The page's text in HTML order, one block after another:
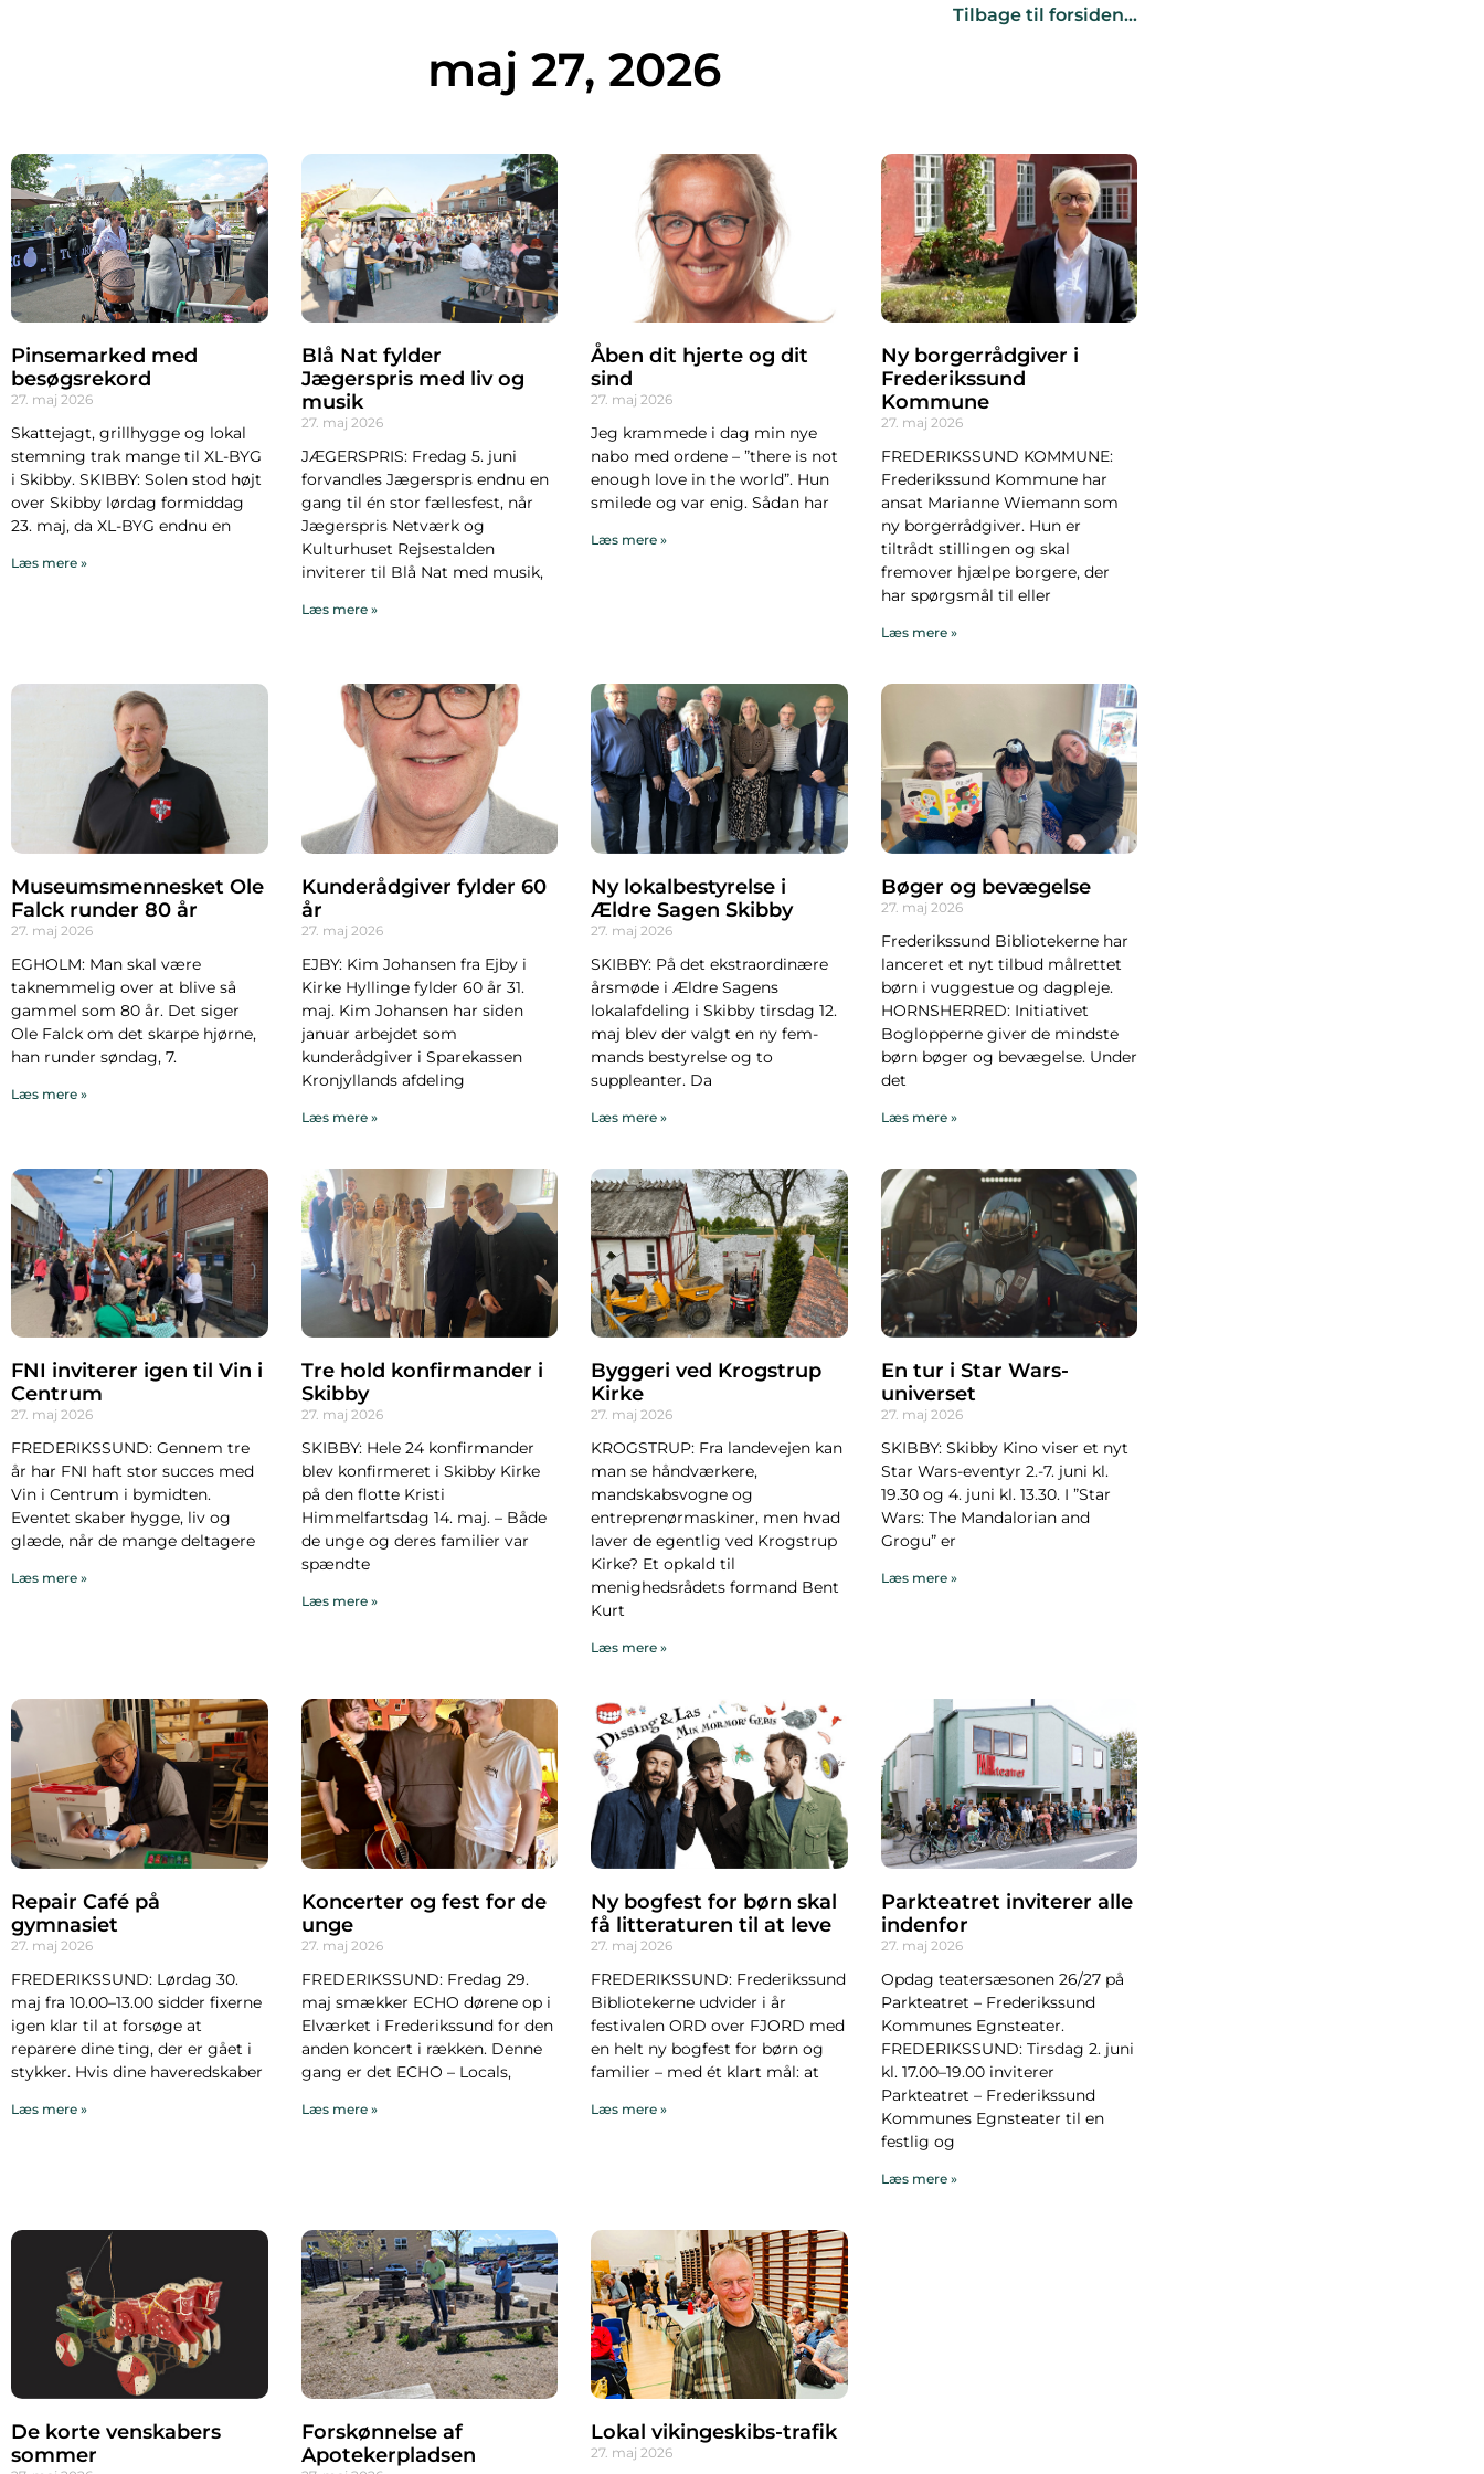
Tilbage til forsiden…
maj 27, 2026
Pinsemarked med
besøgsrekord
27. maj 2026
Skattejagt, grillhygge og lokal
stemning trak mange til XL-BYG
i Skibby. SKIBBY: Solen stod højt
over Skibby lørdag formiddag
23. maj, da XL-BYG endnu en
Læs mere »
Blå Nat fylder
Jægerspris med liv og
musik
27. maj 2026
JÆGERSPRIS: Fredag 5. juni
forvandles Jægerspris endnu en
gang til én stor fællesfest, når
Jægerspris Netværk og
Kulturhuset Rejsestalden
inviterer til Blå Nat med musik,
Læs mere »
Åben dit hjerte og dit
sind
27. maj 2026
Jeg krammede i dag min nye
nabo med ordene – ”there is not
enough love in the world”. Hun
smilede og var enig. Sådan har
Læs mere »
Ny borgerrådgiver i
Frederikssund
Kommune
27. maj 2026
FREDERIKSSUND KOMMUNE:
Frederikssund Kommune har
ansat Marianne Wiemann som
ny borgerrådgiver. Hun er
tiltrådt stillingen og skal
fremover hjælpe borgere, der
har spørgsmål til eller
Læs mere »
Museumsmennesket Ole
Falck runder 80 år
27. maj 2026
EGHOLM: Man skal være
taknemmelig over at blive så
gammel som 80 år. Det siger
Ole Falck om det skarpe hjørne,
han runder søndag, 7.
Læs mere »
Kunderådgiver fylder 60
år
27. maj 2026
EJBY: Kim Johansen fra Ejby i
Kirke Hyllinge fylder 60 år 31.
maj. Kim Johansen har siden
januar arbejdet som
kunderådgiver i Sparekassen
Kronjyllands afdeling
Læs mere »
Ny lokalbestyrelse i
Ældre Sagen Skibby
27. maj 2026
SKIBBY: På det ekstraordinære
årsmøde i Ældre Sagens
lokalafdeling i Skibby tirsdag 12.
maj blev der valgt en ny fem-
mands bestyrelse og to
suppleanter. Da
Læs mere »
Bøger og bevægelse
27. maj 2026
Frederikssund Bibliotekerne har
lanceret et nyt tilbud målrettet
børn i vuggestue og dagpleje.
HORNSHERRED: Initiativet
Boglopperne giver de mindste
børn bøger og bevægelse. Under
det
Læs mere »
FNI inviterer igen til Vin i
Centrum
27. maj 2026
FREDERIKSSUND: Gennem tre
år har FNI haft stor succes med
Vin i Centrum i bymidten.
Eventet skaber hygge, liv og
glæde, når de mange deltagere
Læs mere »
Tre hold konfirmander i
Skibby
27. maj 2026
SKIBBY: Hele 24 konfirmander
blev konfirmeret i Skibby Kirke
på den flotte Kristi
Himmelfartsdag 14. maj. – Både
de unge og deres familier var
spændte
Læs mere »
Byggeri ved Krogstrup
Kirke
27. maj 2026
KROGSTRUP: Fra landevejen kan
man se håndværkere,
mandskabsvogne og
entreprenørmaskiner, men hvad
laver de egentlig ved Krogstrup
Kirke? Et opkald til
menighedsrådets formand Bent
Kurt
Læs mere »
En tur i Star Wars-
universet
27. maj 2026
SKIBBY: Skibby Kino viser et nyt
Star Wars-eventyr 2.-7. juni kl.
19.30 og 4. juni kl. 13.30. I ”Star
Wars: The Mandalorian and
Grogu” er
Læs mere »
Repair Café på
gymnasiet
27. maj 2026
FREDERIKSSUND: Lørdag 30.
maj fra 10.00–13.00 sidder fixerne
igen klar til at forsøge at
reparere dine ting, der er gået i
stykker. Hvis dine haveredskaber
Læs mere »
Koncerter og fest for de
unge
27. maj 2026
FREDERIKSSUND: Fredag 29.
maj smækker ECHO dørene op i
Elværket i Frederikssund for den
anden koncert i rækken. Denne
gang er det ECHO – Locals,
Læs mere »
Ny bogfest for børn skal
få litteraturen til at leve
27. maj 2026
FREDERIKSSUND: Frederikssund
Bibliotekerne udvider i år
festivalen ORD over FJORD med
en helt ny bogfest for børn og
familier – med ét klart mål: at
Læs mere »
Parkteatret inviterer alle
indenfor
27. maj 2026
Opdag teatersæsonen 26/27 på
Parkteatret – Frederikssund
Kommunes Egnsteater.
FREDERIKSSUND: Tirsdag 2. juni
kl. 17.00–19.00 inviterer
Parkteatret – Frederikssund
Kommunes Egnsteater til en
festlig og
Læs mere »
De korte venskabers
sommer
Forskønnelse af
Apotekerpladsen
Lokal vikingeskibs-trafik
27. maj 2026